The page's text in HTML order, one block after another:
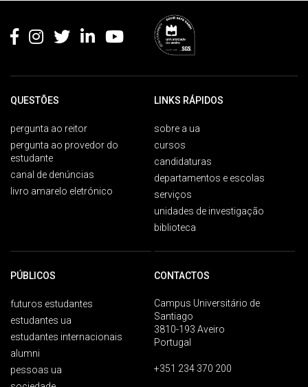
QUESTÕES
pergunta ao reitor
pergunta ao provedor do
estudante
canal de denúncias
livro amarelo eletrónico
LINKS RÁPIDOS
sobre a ua
cursos
candidaturas
departamentos e escolas
serviços
unidades de investigação
biblioteca
PÚBLICOS
futuros estudantes
estudantes ua
estudantes internacionais
alumni
pessoas ua
CONTACTOS
Campus Universitário de
Santiago
3810-193 Aveiro
Portugal
+351 234 370 200